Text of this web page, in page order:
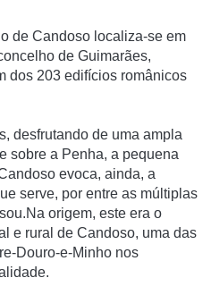
de Candoso localiza-se em
de Guimarães,
dos 203 edifí­cios românicos
desfrutando de uma ampla
sobre a Penha, a pequena
evoca, ainda, a
serve, por entre as múltiplas
origem, este era o
e rural de Candoso, uma das
Douro-e-Minho nos